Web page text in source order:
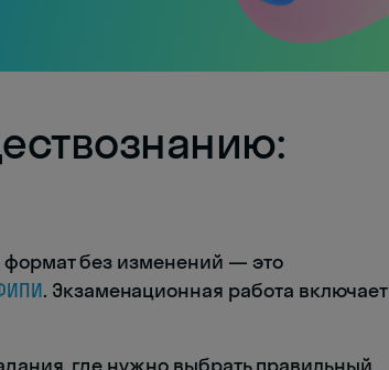
формат без изменений — это
. Экзаменационная работа включает
где нужно выбрать правильный